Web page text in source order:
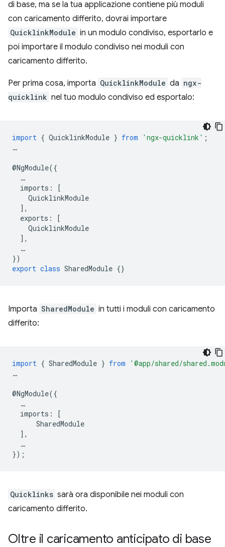
di base, ma se la tua applicazione contiene più moduli
con caricamento differito, dovrai importare
QuicklinkModule in un modulo condiviso, esportarlo e
poi importare il modulo condiviso nei moduli con
caricamento differito.
Per prima cosa, importa QuicklinkModule da ngx-
quicklink nel tuo modulo condiviso ed esportalo:
import { QuicklinkModule } from 'ngx-quicklink' ;
…
@NgModule({
…
imports :
[
QuicklinkModule
],
exports :
[
QuicklinkModule
],
…
})
export class SharedModule {}
Importa SharedModule in tutti i moduli con caricamento
differito:
import { SharedModule } from
'@app/shared/
…
@NgModule({
…
imports :
[
SharedModule
],
…
});
Quicklinks sarà ora disponibile nei moduli con
caricamento differito.
Oltre il caricamento anticipato di base